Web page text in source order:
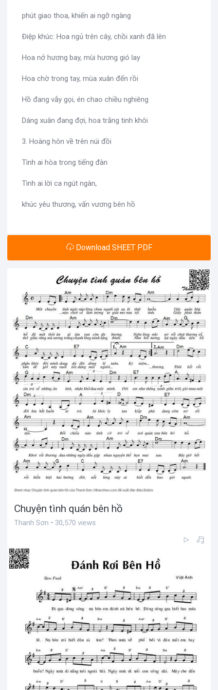
phút giao thoa, khiến ai ngỡ ngàng
Điệp khúc: Hoa ngủ trên cây, chồi xanh đã lên
Hoa nở hương bay, mùi hương gió lay
Hoa chờ trong tay, mùa xuân đến rồi
Hồ đang vẫy gọi, én chao chiều nghiêng
Dáng xuân đang đợi, hoa trắng tinh khôi
3. Hoàng hôn về trên núi đồi
Tình ai hòa trong tiếng đàn
Tình ai lời ca ngút ngàn,
khúc yêu thương, vấn vương bên hồ
Download SHEET PDF
Chuyện tình quán bên hồ
Thanh Sơn • 30,570 views